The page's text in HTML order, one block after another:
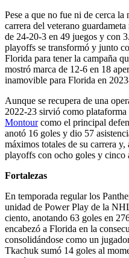
Pese a que no fue ni de cerca
carrera del veterano
de 24-20-3 en 49 juegos y con
playoffs se transformó y junto
Florida para tener la campaña
mostró marca de 12-6 en 18
inamovible para Florida en
Aunque se recupera de una
2022-23 sirvió como plataforma
Montourcomo el principal
anotó 16 goles y dio 57
máximos totales de su carrera
playoffs con ocho goles y cinco
Fortalezas
En temporada regular los
unidad de Power Play de la
ciento, anotando 63 goles en
encabezó a Florida en la
consolidándose como un
Tkachuk sumó 14 goles al